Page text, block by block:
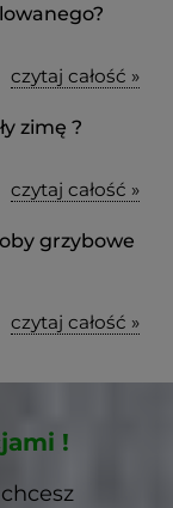
czytaj całość »
zimę ?
czytaj całość »
grzybowe
czytaj całość »
!